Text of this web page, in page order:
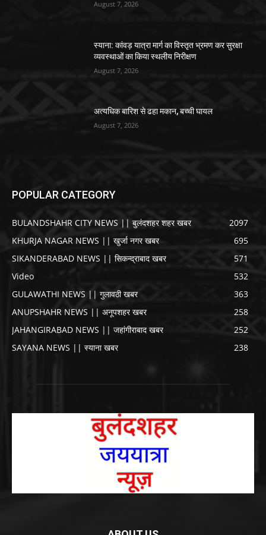
August 7, 2026
स्याना: कांवड़ यात्रा मार्ग का विस्तृत भ्रमण कर सुरक्षा
व्यवस्थाओं का किया स्थलीय निरीक्षण
August 7, 2026
अत्यधिक बारिश से ढहा मकान, बच्ची घायल
August 7, 2026
POPULAR CATEGORY
BULANDSHAHR CITY NEWS || बुलंदशहर शहर खबर
2097
KHURJA NAGAR NEWS || खुर्जा नगर खबर
695
SIKANDERABAD NEWS || सिकन्द्राबाद खबर
571
Video
532
GULAWATHI NEWS || गुलावठी खबर
363
ANUPSHAHR NEWS || अनूपशहर खबर
258
JAHANGIRABAD NEWS || जहांगीराबाद खबर
252
SAYANA NEWS || स्याना खबर
238